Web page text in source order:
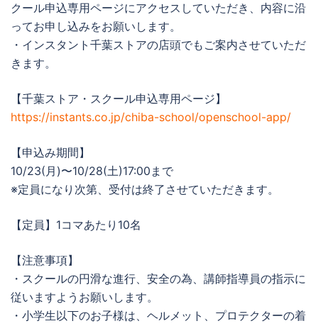
クール申込専用ページにアクセスしていただき、内容に沿
ってお申し込みをお願いします。
・インスタント千葉ストアの店頭でもご案内させていただ
きます。
【千葉ストア・スクール申込専用ページ】
https://instants.co.jp/chiba-school/openschool-app/
【申込み期間】
10/23(月)〜10/28(土)17:00まで
※定員になり次第、受付は終了させていただきます。
【定員】1コマあたり10名
【注意事項】
・スクールの円滑な進行、安全の為、講師指導員の指示に
従いますようお願いします。
・小学生以下のお子様は、ヘルメット、プロテクターの着